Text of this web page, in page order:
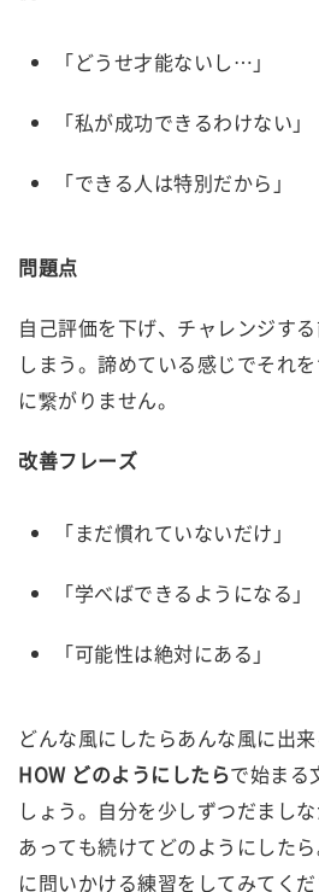
「どうせ才能ないし…」
「私が成功できるわけない」
「できる人は特別だから」
問題点
自己評価を下げ、チャレンジす
しまう。諦めている感じでそれ
に繋がりません。
改善フレーズ
「まだ慣れていないだけ」
「学べばできるようになる」
「可能性は絶対にある」
どんな風にしたらあんな風に出
HOW どのようにしたらで始まる
しょう。自分を少しずつだまし
あっても続けてどのようにした
に問いかける練習をしてみてくだ